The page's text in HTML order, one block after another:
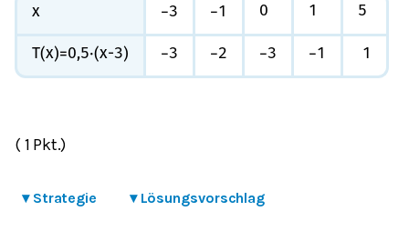
x −3 −1 0 1 5
T(x)=0,5⋅(x-3) −3 −2 −3 −1 1
( 1 Pkt.)
▾ Strategie ▾ Lösungsvorschlag